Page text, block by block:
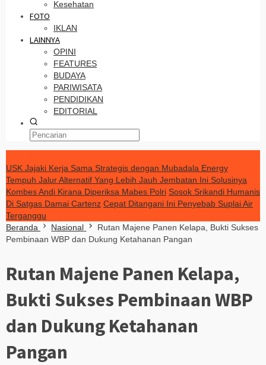
Kesehatan
FOTO
IKLAN
LAINNYA
OPINI
FEATURES
BUDAYA
PARIWISATA
PENDIDIKAN
EDITORIAL
USK Jajaki Kerja Sama Strategis dengan Mubadala Energy
Tempuh Jalur Alternatif Yang Lebih Jauh Jembatan Ini Solusinya
Kombes Andi Kirana Diperiksa Mabes Polri Sosok Srikandi Humanis
Di Satgas Damai Cartenz Cepat Ditangani Ini Penyebab Suplai Air
Terganggu
Beranda
Nasional
Rutan Majene Panen Kelapa, Bukti Sukses
Pembinaan WBP dan Dukung Ketahanan Pangan
Rutan Majene Panen Kelapa,
Bukti Sukses Pembinaan WBP
dan Dukung Ketahanan
Pangan